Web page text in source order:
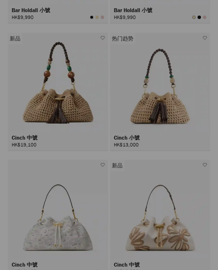
Bar Holdall 小號
HK$9,990
Bar Holdall 小號
HK$9,990
新品
Cinch 中號
HK$19,100
热门趋势
Cinch 小號
HK$13,000
Cinch 中號
新品
Cinch 中號